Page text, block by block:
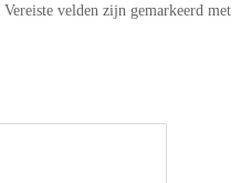
Vereiste velden zijn gemarkeerd met